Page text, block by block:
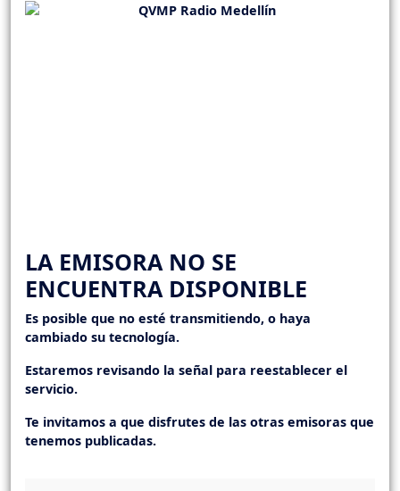
LA EMISORA NO SE
ENCUENTRA DISPONIBLE
Es posible que no esté transmitiendo, o haya
cambiado su tecnología.
Estaremos revisando la señal para reestablecer el
servicio.
Te invitamos a que disfrutes de las otras emisoras que
tenemos publicadas.